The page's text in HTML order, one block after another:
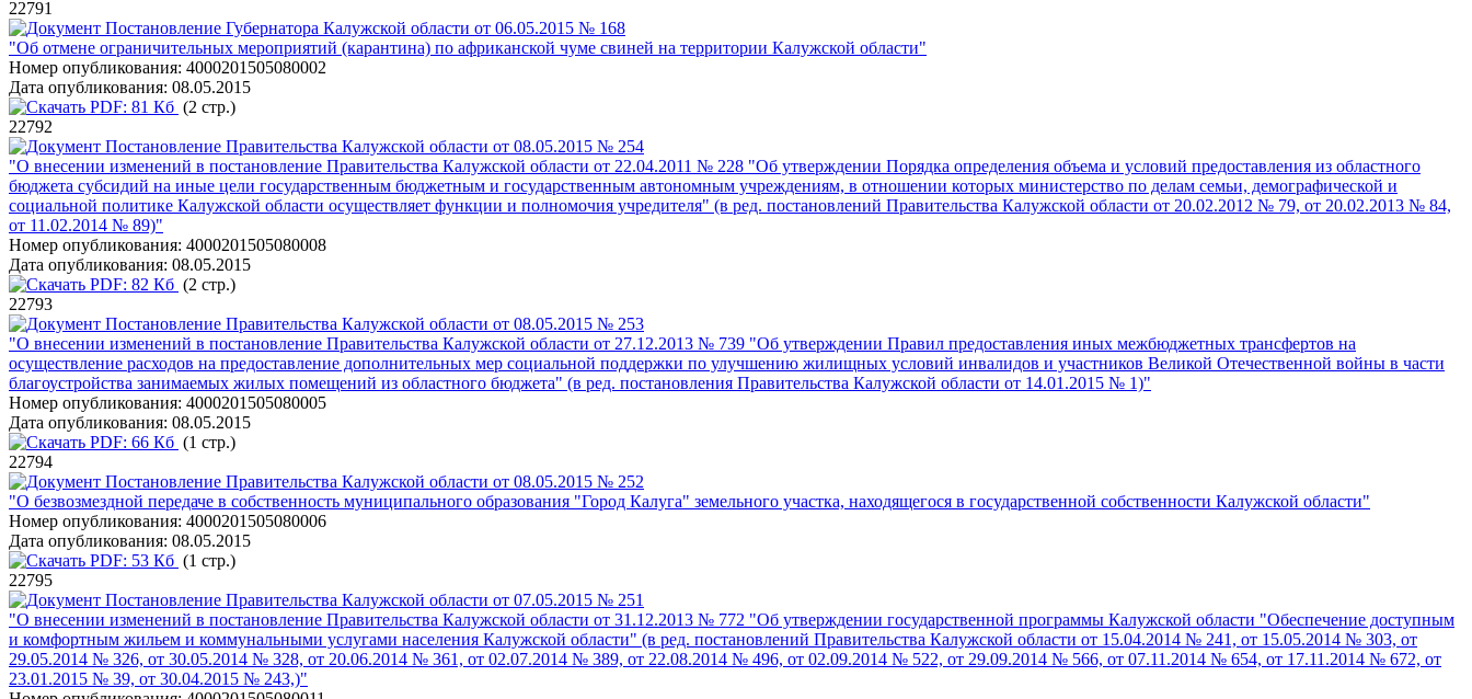
22791
Постановление Губернатора Калужской области от 06.05.2015 № 168
"Об отмене ограничительных мероприятий (карантина) по африканской чуме свиней на территории Калужской области"
Номер опубликования: 4000201505080002
Дата опубликования: 08.05.2015
PDF: 81 Кб (2 стр.)
22792
Постановление Правительства Калужской области от 08.05.2015 № 254
"О внесении изменений в постановление Правительства Калужской области от 22.04.2011 № 228 "Об утверждении Порядка определения объема и условий предоставления из областного
бюджета субсидий на иные цели государственным бюджетным и государственным автономным учреждениям, в отношении которых министерство по делам семьи, демографической и
социальной политике Калужской области осуществляет функции и полномочия учредителя" (в ред. постановлений Правительства Калужской области от 20.02.2012 № 79, от 20.02.2013 № 84,
от 11.02.2014 № 89)"
Номер опубликования: 4000201505080008
Дата опубликования: 08.05.2015
PDF: 82 Кб (2 стр.)
22793
Постановление Правительства Калужской области от 08.05.2015 № 253
"О внесении изменений в постановление Правительства Калужской области от 27.12.2013 № 739 "Об утверждении Правил предоставления иных межбюджетных трансфертов на
осуществление расходов на предоставление дополнительных мер социальной поддержки по улучшению жилищных условий инвалидов и участников Великой Отечественной войны в части
благоустройства занимаемых жилых помещений из областного бюджета" (в ред. постановления Правительства Калужской области от 14.01.2015 № 1)"
Номер опубликования: 4000201505080005
Дата опубликования: 08.05.2015
PDF: 66 Кб (1 стр.)
22794
Постановление Правительства Калужской области от 08.05.2015 № 252
"О безвозмездной передаче в собственность муниципального образования "Город Калуга" земельного участка, находящегося в государственной собственности Калужской области"
Номер опубликования: 4000201505080006
Дата опубликования: 08.05.2015
PDF: 53 Кб (1 стр.)
22795
Постановление Правительства Калужской области от 07.05.2015 № 251
"О внесении изменений в постановление Правительства Калужской области от 31.12.2013 № 772 "Об утверждении государственной программы Калужской области "Обеспечение доступным
и комфортным жильем и коммунальными услугами населения Калужской области" (в ред. постановлений Правительства Калужской области от 15.04.2014 № 241, от 15.05.2014 № 303, от
29.05.2014 № 326, от 30.05.2014 № 328, от 20.06.2014 № 361, от 02.07.2014 № 389, от 22.08.2014 № 496, от 02.09.2014 № 522, от 29.09.2014 № 566, от 07.11.2014 № 654, от 17.11.2014 № 672, от
23.01.2015 № 39, от 30.04.2015 № 243,)"